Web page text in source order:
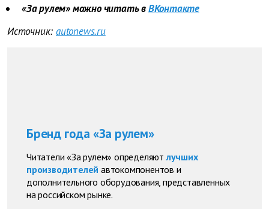
«За рулем» можно читать вВКонтакте
Источник: autonews.ru
Бренд года «За рулем»
Читатели «За рулем» определяют лучших
производителей автокомпонентов и
дополнительного оборудования, представленных
на российском рынке.